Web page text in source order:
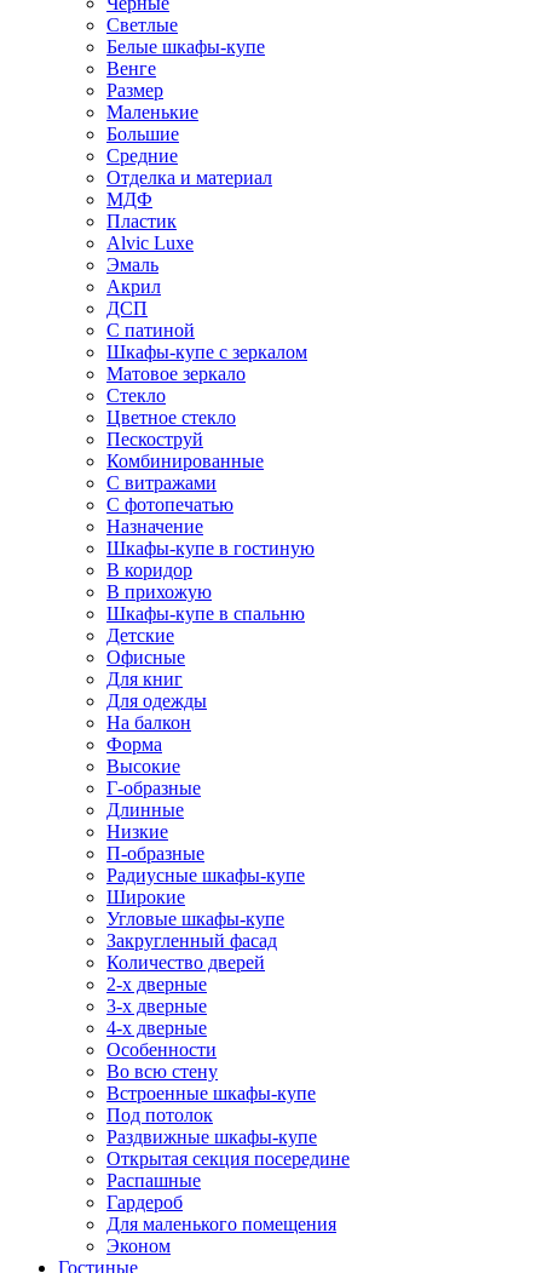
Светлые
Белые шкафы-купе
Венге
Размер
Маленькие
Большие
Средние
Отделка и материал
МДФ
Пластик
Alvic Luxe
Эмаль
Акрил
ДСП
С патиной
Шкафы-купе с зеркалом
Матовое зеркало
Стекло
Цветное стекло
Пескоструй
Комбинированные
С витражами
С фотопечатью
Назначение
Шкафы-купе в гостиную
В коридор
В прихожую
Шкафы-купе в спальню
Детские
Офисные
Для книг
Для одежды
На балкон
Форма
Высокие
Г-образные
Длинные
Низкие
П-образные
Радиусные шкафы-купе
Широкие
Угловые шкафы-купе
Закругленный фасад
Количество дверей
2-х дверные
3-х дверные
4-х дверные
Особенности
Во всю стену
Встроенные шкафы-купе
Под потолок
Раздвижные шкафы-купе
Открытая секция посередине
Распашные
Гардероб
Для маленького помещения
Эконом
Гостиные